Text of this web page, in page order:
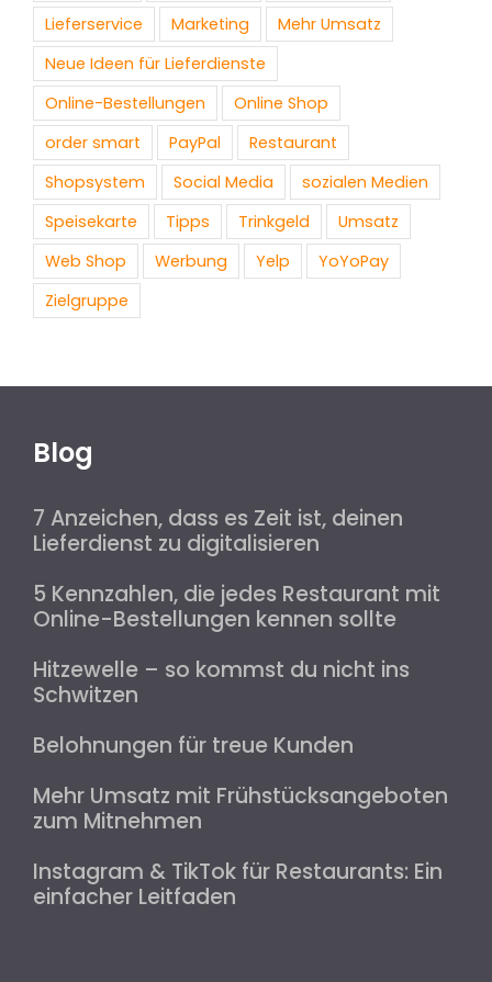
Lieferservice
Marketing
Mehr Umsatz
Neue Ideen für Lieferdienste
Online-Bestellungen
Online Shop
order smart
PayPal
Restaurant
Shopsystem
Social Media
sozialen Medien
Speisekarte
Tipps Trinkgeld
Umsatz
Web Shop
Werbung Yelp
YoYoPay
Zielgruppe
Blog
7 Anzeichen, dass es Zeit ist, deinen
Lieferdienst zu digitalisieren
5 Kennzahlen, die jedes Restaurant mit
Online-Bestellungen kennen sollte
Hitzewelle – so kommst du nicht ins
Schwitzen
Belohnungen für treue Kunden
Mehr Umsatz mit Frühstücksangeboten
zum Mitnehmen
Instagram & TikTok für Restaurants: Ein
einfacher Leitfaden